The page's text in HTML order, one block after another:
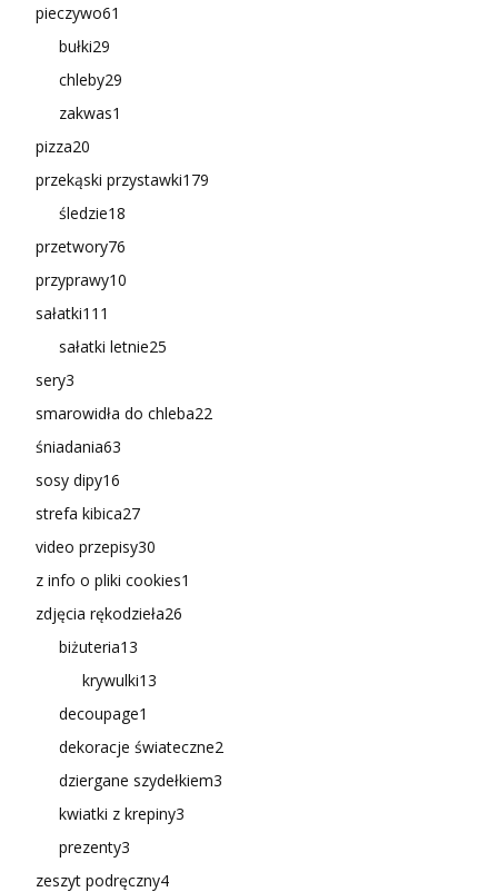
pieczywo61
bułki29
chleby29
zakwas1
pizza20
przekąski przystawki179
śledzie18
przetwory76
przyprawy10
sałatki111
sałatki letnie25
sery3
smarowidła do chleba22
śniadania63
sosy dipy16
strefa kibica27
video przepisy30
z info o pliki cookies1
zdjęcia rękodzieła26
biżuteria13
krywulki13
decoupage1
dekoracje świateczne2
dziergane szydełkiem3
kwiatki z krepiny3
prezenty3
zeszyt podręczny4